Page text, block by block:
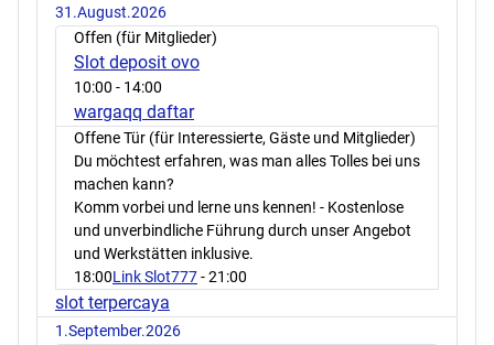
31.August.2026
Offen (für Mitglieder)
Slot deposit ovo
10:00 - 14:00
wargaqq daftar
Offene Tür (für Interessierte, Gäste und Mitglieder)
Du möchtest erfahren, was man alles Tolles bei uns
machen kann?
Komm vorbei und lerne uns kennen! - Kostenlose
und unverbindliche Führung durch unser Angebot
und Werkstätten inklusive.
18:00Link Slot777- 21:00
slot terpercaya
1.September.2026